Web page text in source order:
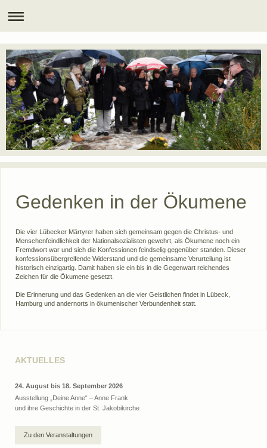
Gedenken in der Ökumene
Die vier Lübecker Märtyrer haben sich gemeinsam gegen die Christus- und
Menschenfeindlichkeit der Nationalsozialisten gewehrt, als Ökumene noch ein
Fremdwort war und sich die Konfessionen feindselig gegenüber standen. Dieser
konfessionsübergreifende Widerstand und die gemeinsame Verurteilung ist
historisch einzigartig. Damit haben sie ein bis in die Gegenwart reichendes
Zeichen für die Ökumene gesetzt.
Die Erinnerung und das Gedenken an die vier Geistlichen findet in Lübeck,
Hamburg und andernorts in ökumenischer Verbundenheit statt.
AKTUELLES
24. August bis 18. September 2026
Ausstellung „Deine Anne“ – Anne Frank
und ihre Geschichte in der St. Jakobikirche
Zu den Veranstaltungen